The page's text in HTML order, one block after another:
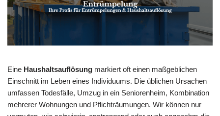
Eine Haushaltsauflösung markiert oft einen maßgeblichen
Einschnitt im Leben eines Individuums. Die üblichen Ursachen
umfassen Todesfälle, Umzug in ein Seniorenheim, Kombination
mehrerer Wohnungen und Pflichträumungen. Wir können nur